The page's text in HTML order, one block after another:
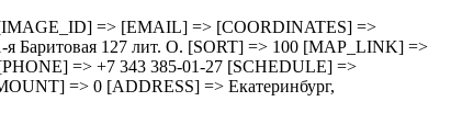
[IMAGE_ID] => [EMAIL] => [COORDINATES] =>
Баритовая 127 лит. О. [SORT] => 100 [MAP_LINK] =>
=> +7 343 385-01-27 [SCHEDULE] =>
=> 0 [ADDRESS] => Екатеринбург,